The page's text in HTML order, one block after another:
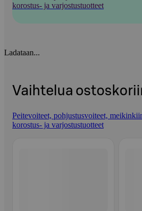
korostus- ja varjostustuotteet
Ladataan...
Vaihtelua
Peitevoiteet, pohjustusvoiteet,
korostus- ja varjostustuotteet